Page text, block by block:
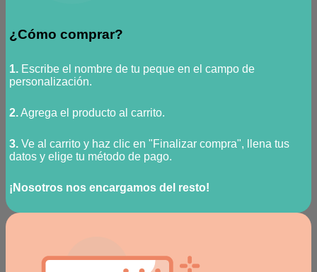
¿Cómo comprar?
1. Escribe el nombre de tu peque en el campo de
personalización.
2.Agrega el producto al carrito.
3. Ve al carrito y haz clic en "Finalizar compra", llena tus
datos y elige tu método de pago.
¡Nosotros nos encargamos del resto!